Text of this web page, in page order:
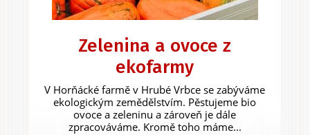
Zelenina a ovoce z
ekofarmy
V Horňácké farmě v Hrubé Vrbce se zabýváme
ekologickým zemědělstvím. Pěstujeme bio
ovoce a zeleninu a zároveň je dále
zpracováváme. Kromě toho máme...